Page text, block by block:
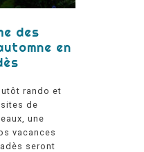
des
en
rando et
de
une
vacances
seront